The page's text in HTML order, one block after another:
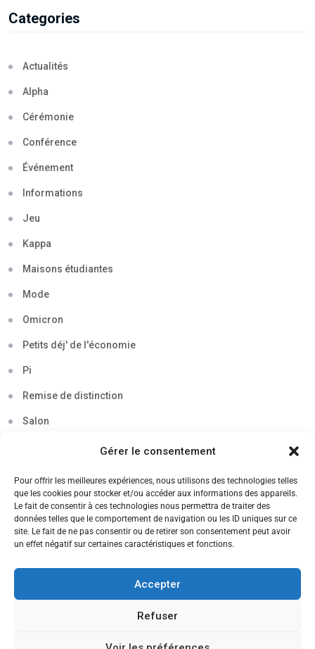
Gérer le consentement
Pour offrir les meilleures expériences, nous utilisons des technologies telles
que les cookies pour stocker et/ou accéder aux informations des appareils.
Le fait de consentir à ces technologies nous permettra de traiter des
données telles que le comportement de navigation ou les ID uniques sur ce
site. Le fait de ne pas consentir ou de retirer son consentement peut avoir
un effet négatif sur certaines caractéristiques et fonctions.
Accepter
Refuser
Categories
Actualités
Alpha
Cérémonie
Conférence
Événement
Informations
Jeu
Kappa
Maisons étudiantes
Mode
Omicron
Petits déj' de l'économie
Pi
Remise de distinction
Salon
Soirée
Sortie découverte
Tau
Voyage